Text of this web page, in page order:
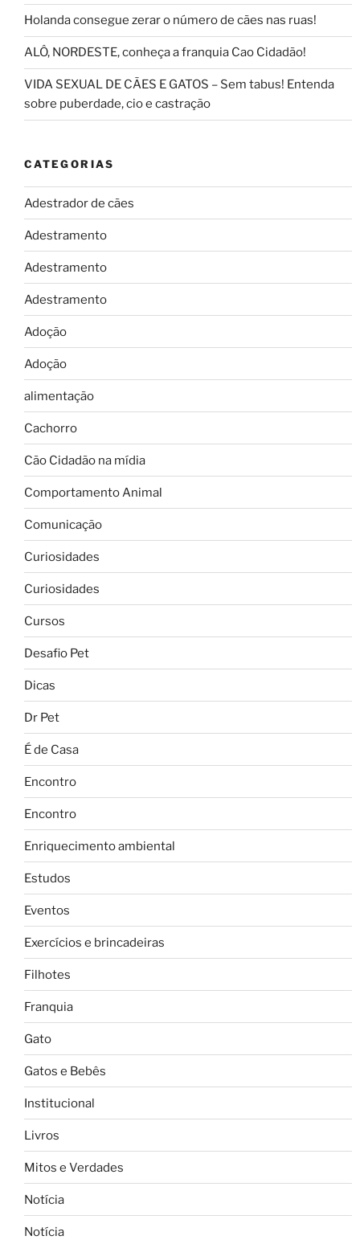
Holanda consegue zerar o número de cães nas ruas!
ALÔ, NORDESTE, conheça a franquia Cao Cidadão!
VIDA SEXUAL DE CÃES E GATOS – Sem tabus! Entenda
sobre puberdade, cio e castração
CATEGORIAS
Adestrador de cães
Adestramento
Adestramento
Adestramento
Adoção
Adoção
alimentação
Cachorro
Cão Cidadão na mídia
Comportamento Animal
Comunicação
Curiosidades
Curiosidades
Cursos
Desafio Pet
Dicas
Dr Pet
É de Casa
Encontro
Encontro
Enriquecimento ambiental
Estudos
Eventos
Exercícios e brincadeiras
Filhotes
Franquia
Gato
Gatos e Bebês
Institucional
Livros
Mitos e Verdades
Notícia
Notícia